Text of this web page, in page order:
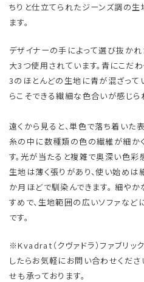
ちりと仕立てられたジーンズ調の生
ます。
デザイナーの手によって選び抜か
大3つ使用されています。青にこだ
3のほとんどの生地に青が混ざって
らこそできる繊細な色合いが感じら
遠くから見ると、単色で落ち着いた
糸の中に数種類の色の繊維が細か
す。光が当たると複雑で奥深い色彩
生地は薄く張りがあり、使い始めは
か月ほどで馴染んできます。 細や
すめで、生地範囲の広いソファな
です。
※Kvadrat（クヴァドラ）ファブリッ
したらお気軽にお問い合わせくだ
せも承っております。